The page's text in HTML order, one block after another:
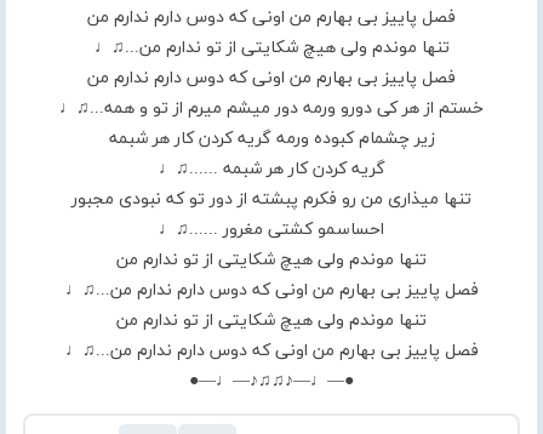
فصل پاییز بی بهارم من اونی که دوس دارم ندارم من
تنها موندم ولی هیچ شکایتی از تو ندارم من...♫♩
فصل پاییز بی بهارم من اونی که دوس دارم ندارم من
خستم از هر کی دورو ورمه دور میشم میرم از تو و همه...♫♩
زیر چشمام کبوده ورمه گریه کردن کار هر شبمه
گریه کردن کار هر شبمه ......♫♩
تنها میذاری من رو فکرم پبشته از دور تو که نبودی مجبور
احساسمو کشتی مغرور ......♫♩
تنها موندم ولی هیچ شکایتی از تو ندارم من
فصل پاییز بی بهارم من اونی که دوس دارم ندارم من...♫♩
تنها موندم ولی هیچ شکایتی از تو ندارم من
فصل پاییز بی بهارم من اونی که دوس دارم ندارم من...♫♩
●—♩—♪♫♫♪—♩—●